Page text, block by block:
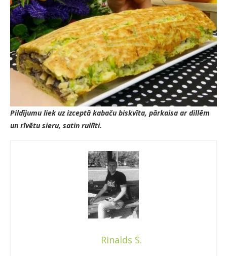
Pildījumu liek uz izceptā kabaču biskvīta, pārkaisa ar dillēm
un rīvētu sieru, satin rullīti.
Rinalds S.